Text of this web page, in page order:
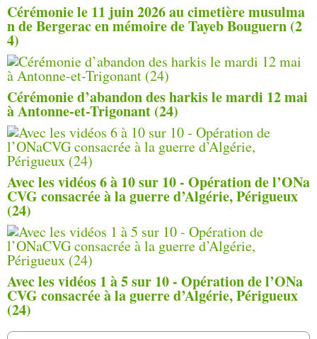
Cérémonie le 11 juin 2026 au cimetière musulma
n de Bergerac en mémoire de Tayeb Bouguern (2
4)
Cérémonie d’abandon des harkis le mardi 12 mai
à Antonne-et-Trigonant (24)
Avec les vidéos 6 à 10 sur 10 - Opération de l’ONa
CVG consacrée à la guerre d’Algérie, Périgueux
(24)
Avec les vidéos 1 à 5 sur 10 - Opération de l’ONa
CVG consacrée à la guerre d’Algérie, Périgueux
(24)